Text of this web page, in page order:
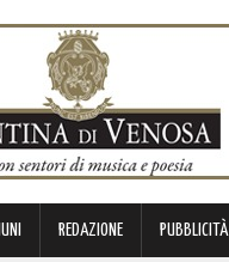
REDAZIONE PUBBLICITÀ